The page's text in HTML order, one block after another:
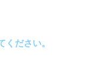
ださい。